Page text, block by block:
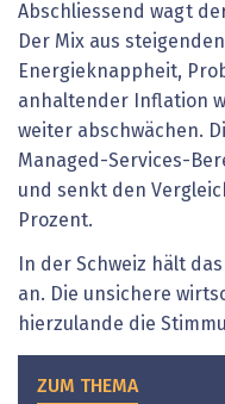
Abschliessend wagt
Der Mix aus
Energieknappheit,
anhaltender Inflation
weiter abschwächen.
Managed-Services-
und senkt den
Prozent.
In der Schweiz hält
an. Die unsichere
hierzulande die
ZUM THEMA